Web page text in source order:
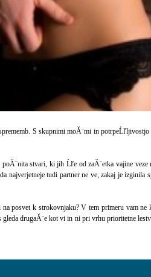
S skupnimi moĂ¨mi in potrpeĹľljivostjo
stvari, ki jih Ĺľe od zaĂ¨etka vajine veze
tudi partner ne ve, zakaj je izginila
posvet k strokovnjaku? V tem primeru vam
drugaĂ¨e kot vi in ni pri vrhu prioritetne